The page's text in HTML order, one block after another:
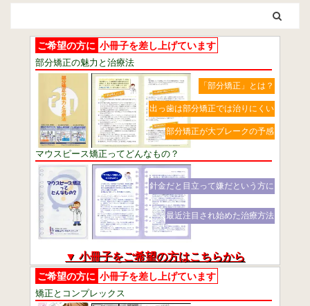
ご希望の方に 小冊子を差し上げています
部分矯正の魅力と治療法
「部分矯正」とは？
出っ歯は部分矯正では治りにくい
部分矯正が大ブレークの予感
マウスピース矯正ってどんなもの？
針金だと目立って嫌だという方に
最近注目され始めた治療方法
▼ 小冊子をご希望の方はこちらから
ご希望の方に 小冊子を差し上げています
矯正とコンプレックス